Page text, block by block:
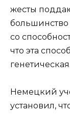
жесты
со
что эта
генетическая.
Немецкий
установил,